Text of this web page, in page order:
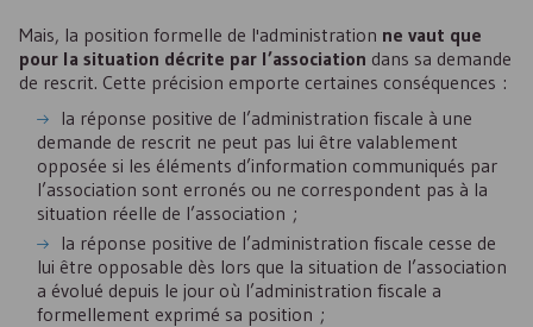
Mais, la position formelle de l'administration ne vaut que
pour la situation décrite par l’association dans sa demande
de rescrit. Cette précision emporte certaines conséquences :
la réponse positive de l’administration fiscale à une
demande de rescrit ne peut pas lui être valablement
opposée si les éléments d’information communiqués par
l’association sont erronés ou ne correspondent pas à la
situation réelle de l’association ;
la réponse positive de l’administration fiscale cesse de
lui être opposable dès lors que la situation de l’association
a évolué depuis le jour où l’administration fiscale a
formellement exprimé sa position ;